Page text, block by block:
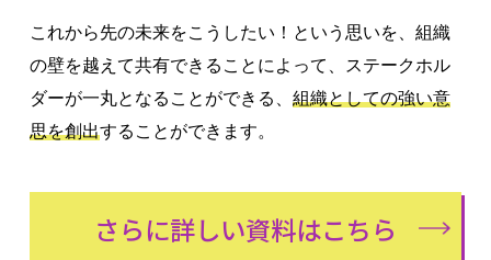
これから先の未来をこうしたい！という思いを、組織
の壁を越えて共有できることによって、ステークホル
ダーが一丸となることができる、 組織としての強い意
思を創出することができます。
さらに詳しい資料はこちら